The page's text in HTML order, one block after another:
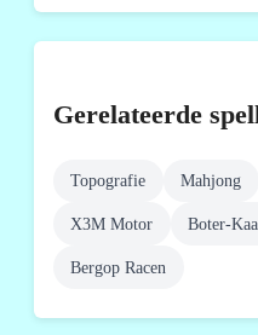
Gerelateerde
Topografie Mahjong
X3M Motor Boter-
Bergop Racen